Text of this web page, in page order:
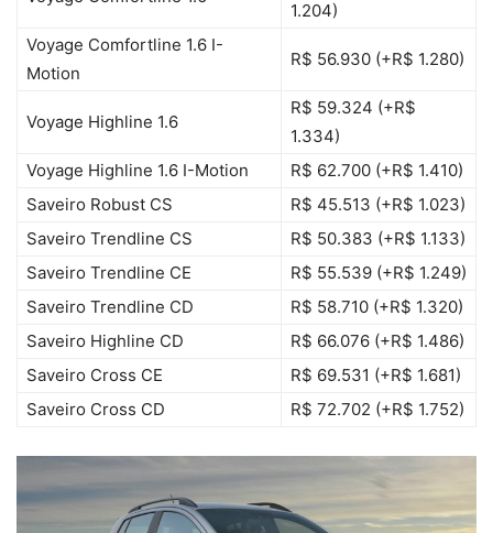
1.204)
Voyage Comfortline 1.6 I-
Motion
R$ 56.930 (+R$ 1.280)
Voyage Highline 1.6
R$ 59.324 (+R$
1.334)
Voyage Highline 1.6 I-Motion
R$ 62.700 (+R$ 1.410)
Saveiro Robust CS
R$ 45.513 (+R$ 1.023)
Saveiro Trendline CS
R$ 50.383 (+R$ 1.133)
Saveiro Trendline CE
R$ 55.539 (+R$ 1.249)
Saveiro Trendline CD
R$ 58.710 (+R$ 1.320)
Saveiro Highline CD
R$ 66.076 (+R$ 1.486)
Saveiro Cross CE
R$ 69.531 (+R$ 1.681)
Saveiro Cross CD
R$ 72.702 (+R$ 1.752)